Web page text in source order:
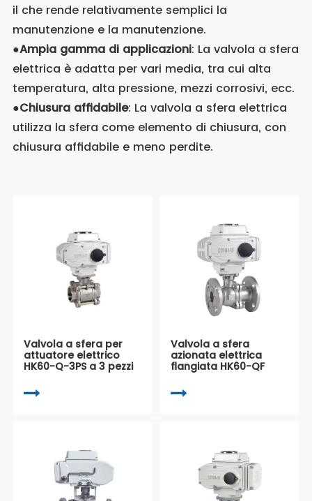
il che rende relativamente semplici la
manutenzione e la manutenzione.
●Ampia gamma di applicazioni: La valvola a sfera
elettrica è adatta per vari media, tra cui alta
temperatura, alta pressione, mezzi corrosivi, ecc.
●Chiusura affidabile: La valvola a sfera elettrica
utilizza la sfera come elemento di chiusura, con
chiusura affidabile e meno perdite.
Valvola a sfera per
attuatore elettrico
HK60-Q-3PS a 3 pezzi
Valvola a sfera
azionata elettrica
flangiata HK60-QF